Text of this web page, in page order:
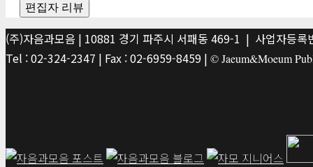
편집자 리뷰
(주)자음과모음 | 10881 경기 파주시 서패동 469-1 | 사업자등
Tel : 02-324-2347 | Fax : 02-6959-8459 | © Jaeum&Moeum